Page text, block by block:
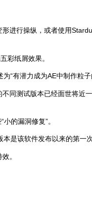
进行操纵，或者使用
彩纸屑效果。
“有潜力成为AE中制作粒子
同测试版本已经面世将近
的漏洞修复”。
是该软件发布以来的第一次
。